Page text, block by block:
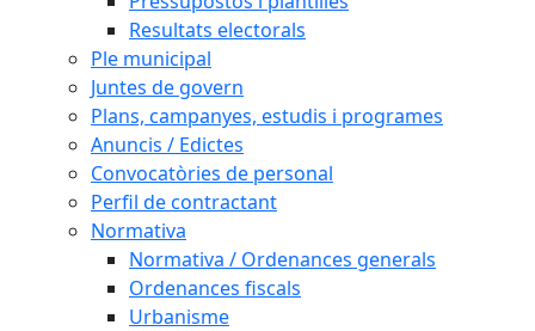
Resultats electorals
Ple municipal
Juntes de govern
Plans, campanyes, estudis i programes
Anuncis / Edictes
Convocatòries de personal
Perfil de contractant
Normativa
Normativa / Ordenances generals
Ordenances fiscals
Urbanisme